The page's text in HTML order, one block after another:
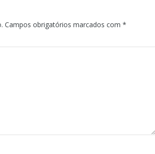
Campos obrigatórios marcados com *